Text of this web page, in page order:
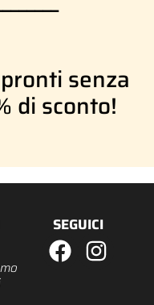
senza
di sconto!
SEGUICI